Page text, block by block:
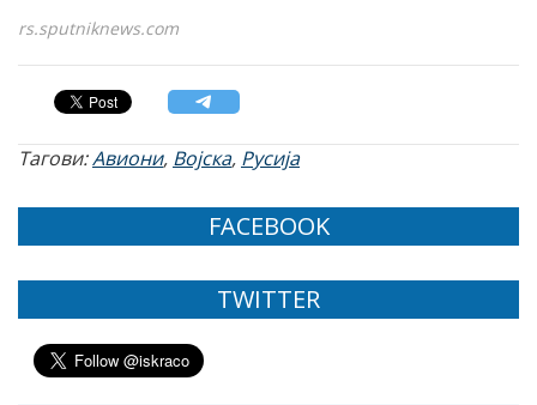
rs.sputniknews.com
Тагови:Авиони, Војска, Русија
FACEBOOK
TWITTER